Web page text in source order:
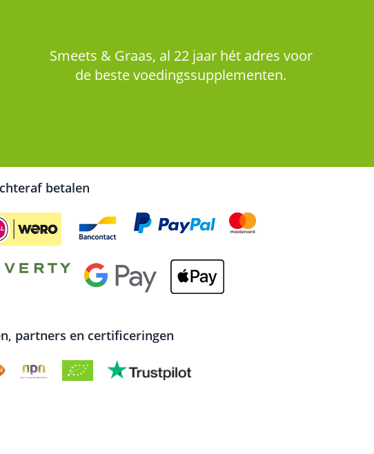
Smeets & Graas, al 22 jaar hét adres voor
de beste voedingssupplementen.
betalen
partners en certificeringen